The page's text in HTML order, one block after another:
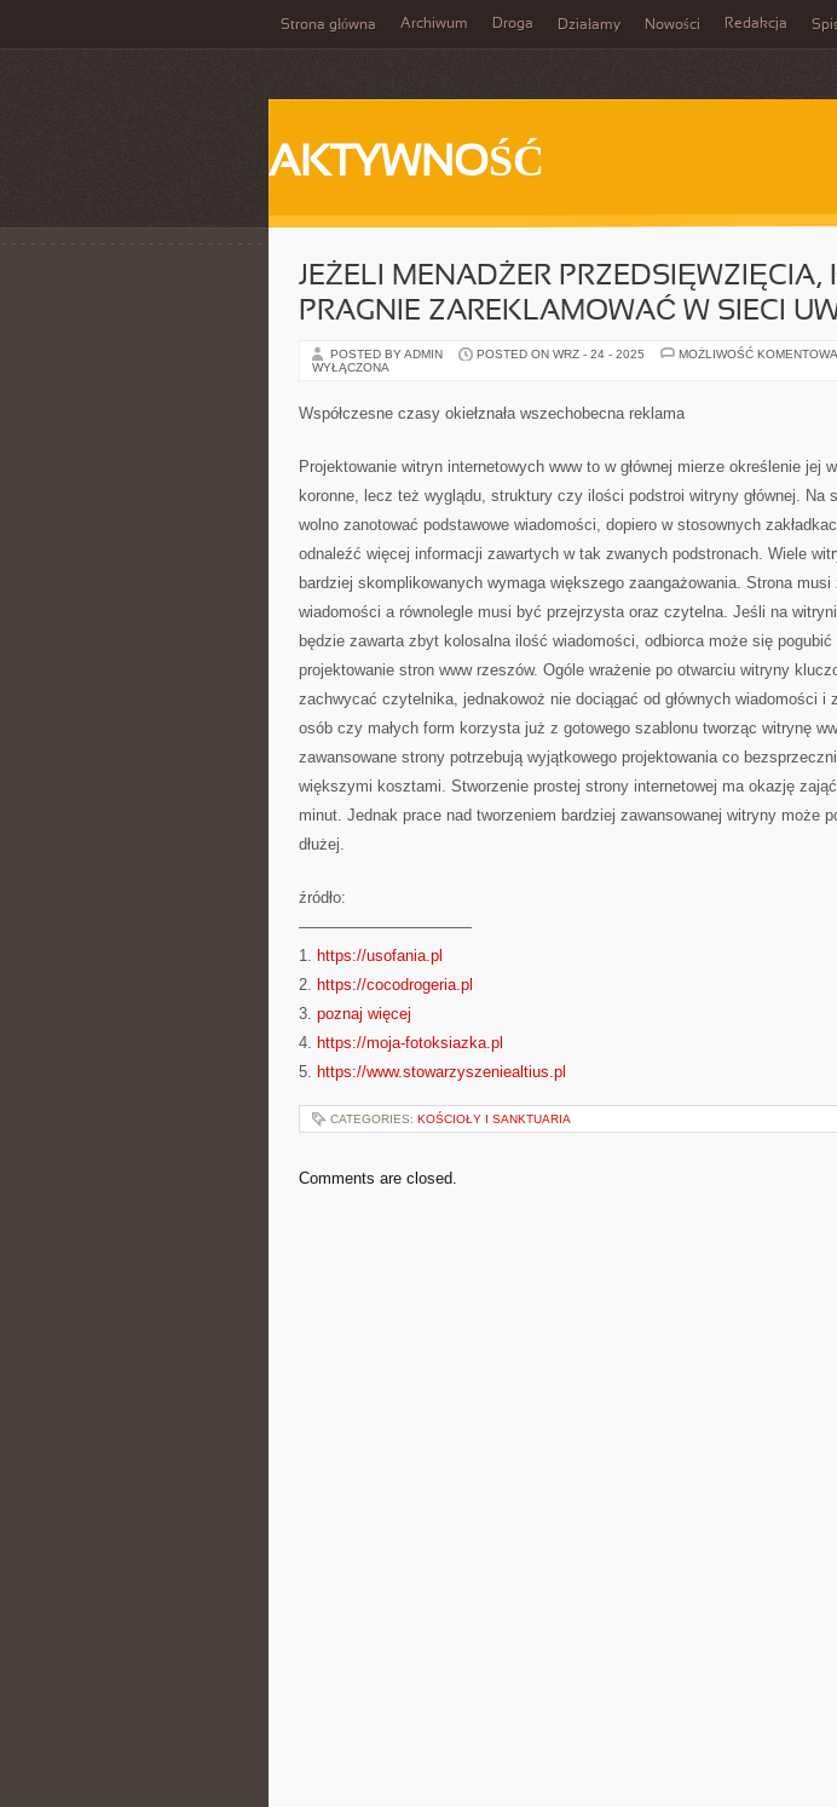
Strona główna Archiwum Droga Działamy Nowości Redakcja
AKTYWNOŚĆ
JEŻELI MENADŻER PRZEDSIĘWZIĘCIA,
PRAGNIE ZAREKLAMOWAĆ W SIECI
POSTED BY ADMIN POSTED ON WRZ - 24 - 2025 MOŻLIWOŚĆ
WYŁĄCZONA
Współczesne czasy okiełznała wszechobecna reklama
Projektowanie witryn internetowych www to w głównej mierze określenie jej
koronne, lecz też wyglądu, struktury czy ilości podstroi witryny głównej. Na
wolno zanotować podstawowe wiadomości, dopiero w stosownych
odnaleźć więcej informacji zawartych w tak zwanych podstronach. Wiele
bardziej skomplikowanych wymaga większego zaangażowania. Strona musi
wiadomości a równolegle musi być przejrzysta oraz czytelna. Jeśli na
będzie zawarta zbyt kolosalna ilość wiadomości, odbiorca może się pogubić
projektowanie stron www rzeszów. Ogóle wrażenie po otwarciu witryny
zachwycać czytelnika, jednakowoż nie dociągać od głównych wiadomości i
osób czy małych form korzysta już z gotowego szablonu tworząc witrynę
zawansowane strony potrzebują wyjątkowego projektowania co
większymi kosztami. Stworzenie prostej strony internetowej ma okazję
minut. Jednak prace nad tworzeniem bardziej zawansowanej witryny może
dłużej.
źródło:
———————————
1. https://usofania.pl
2. https://cocodrogeria.pl
3. poznaj więcej
4. https://moja-fotoksiazka.pl
5. https://www.stowarzyszeniealtius.pl
CATEGORIES: KOŚCIOŁY I SANKTUARIA
Comments are closed.